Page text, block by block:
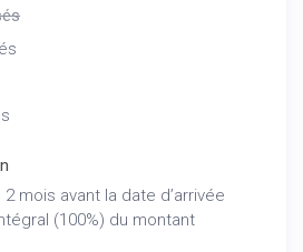
mois avant la date d’arrivée
(100%) du montant